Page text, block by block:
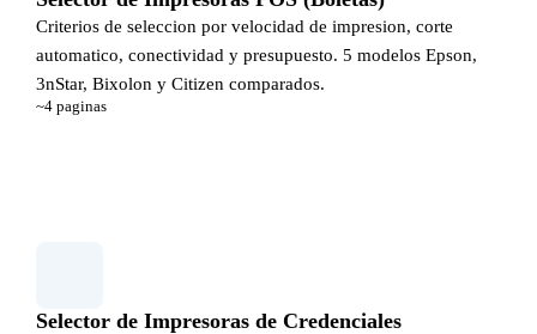
Criterios de seleccion por velocidad de impresion, corte
automatico, conectividad y presupuesto. 5 modelos Epson,
3nStar, Bixolon y Citizen comparados.
~4 paginas
Selector de Impresoras de Credenciales